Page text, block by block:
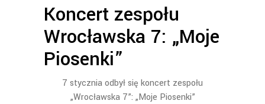
Koncert zespołu
Wrocławska 7: „Moje
Piosenki”
7 stycznia odbył się koncert zespołu
„Wrocławska 7”: „Moje Piosenki”